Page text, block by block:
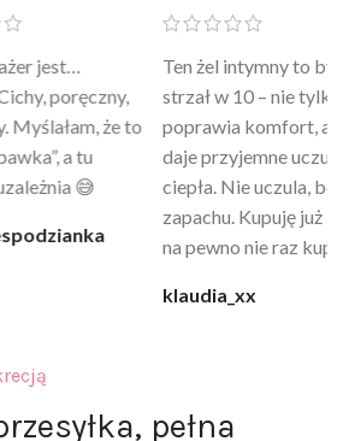
że to
tu
😅
Ten żel intymny to był
strzał w 10 – nie tylko
poprawia komfort, ale też
daje przyjemne uczucie
ciepła. Nie uczula, bez
zapachu. Kupuję już 3 raz i
na pewno nie raz kupie
klaudia_xx
pełna